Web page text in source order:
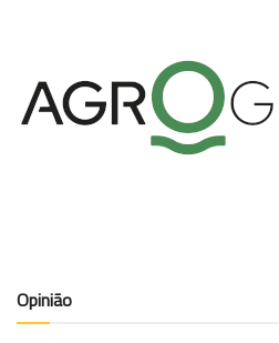
Opinião